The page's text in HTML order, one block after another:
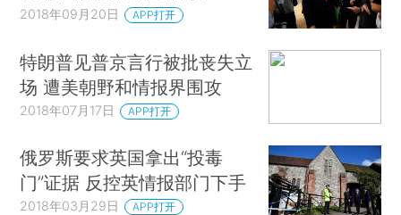
2018年09月20日 APP打开
特朗普见普京言行被批丧失立
场 遭美朝野和情报界围攻
2018年07月17日 APP打开
俄罗斯要求英国拿出“投毒
门”证据 反控英情报部门下手
2018年03月29日 APP打开